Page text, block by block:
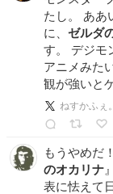
たし。 ああ
に、 ゼルダ
す。 デジモ
アニメみた
観が強いと
ねすかふぇ。
もうやめだ
のオカリナ
表に怯えて